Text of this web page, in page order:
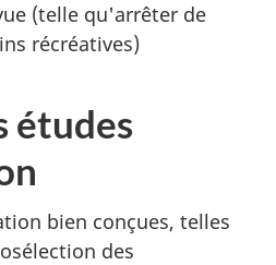
(telle qu'arrêter de
récréatives)
études
bien conçues, telles
des